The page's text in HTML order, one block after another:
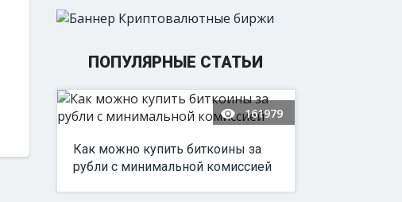
ПОПУЛЯРНЫЕ СТАТЬИ
161979
Как можно купить биткоины за
рубли с минимальной комиссией